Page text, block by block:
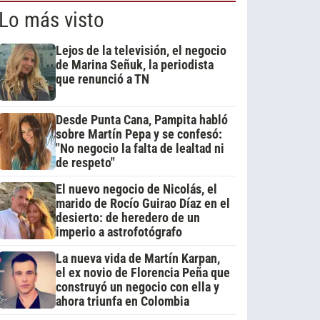
más visto
Lejos de la televisión, el negocio
de Marina Señuk, la periodista
que renunció a TN
Desde Punta Cana, Pampita habló
sobre Martín Pepa y se confesó:
"No negocio la falta de lealtad ni
de respeto"
El nuevo negocio de Nicolás, el
marido de Rocío Guirao Díaz en el
desierto: de heredero de un
imperio a astrofotógrafo
La nueva vida de Martín Karpan,
el ex novio de Florencia Peña que
construyó un negocio con ella y
ahora triunfa en Colombia